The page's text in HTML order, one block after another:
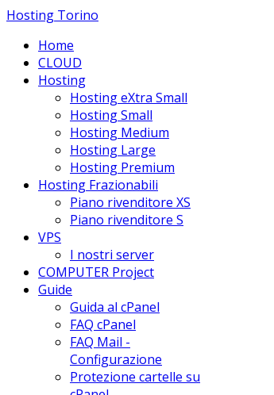
Hosting Torino
Home
CLOUD
Hosting
Hosting eXtra Small
Hosting Small
Hosting Medium
Hosting Large
Hosting Premium
Hosting Frazionabili
Piano rivenditore XS
Piano rivenditore S
VPS
I nostri server
COMPUTER Project
Guide
Guida al cPanel
FAQ cPanel
FAQ Mail -
Configurazione
Protezione cartelle su